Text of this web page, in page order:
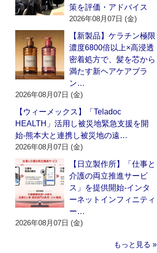
策を評価・アドバイス
2026年08月07日 (金)
【新製品】ケラチン極限
濃度6800倍以上×高浸透
密着処方で、髪を芯から
満たす新ヘアケアブラ
ン…
2026年08月07日 (金)
【ウィーメックス】「Teladoc
HEALTH」活用し被災地緊急支援を開
始‐熊本大と連携し被災地の遠…
2026年08月07日 (金)
【日立製作所】「仕事と
介護の両立推進サービ
ス」を提供開始‐インタ
ーネットインフィニティ
ー…
2026年08月07日 (金)
もっと見る »